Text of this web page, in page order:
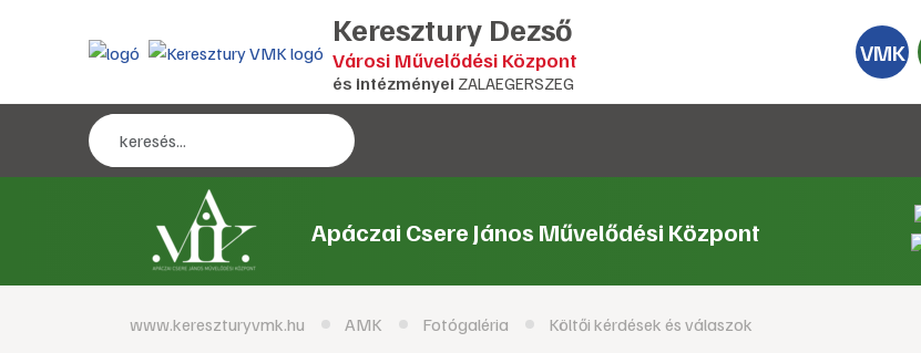
Keresztury Dezső
Városi Művelődési Központ
és intézményei ZALAEGERSZEG
VMK
Apáczai Csere János Művelődési Központ
www.kereszturyvmk.hu AMK Fotógaléria Költői kérdések és válaszok